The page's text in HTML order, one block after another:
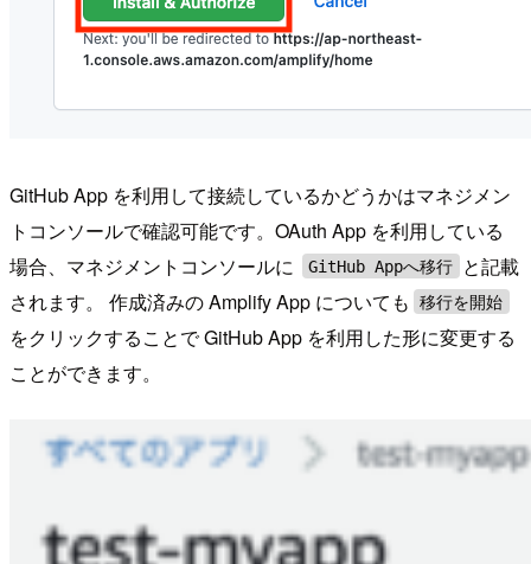
GitHub App を利用して接続しているかどうかはマネジメン
トコンソールで確認可能です。OAuth App を利用している
場合、マネジメントコンソールに
GitHub Appへ移行
と記載
されます。 作成済みの Amplify App についても
移行を開始
をクリックすることで GitHub App を利用した形に変更する
ことができます。